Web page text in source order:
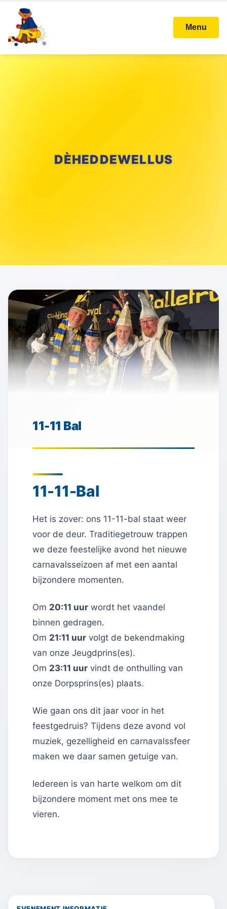
Menu
DÈHEDDEWELLUS
11-11 Bal
11-11-Bal
Het is zover: ons 11-11-bal staat weer
voor de deur. Traditiegetrouw trappen
we deze feestelijke avond het nieuwe
carnavalsseizoen af met een aantal
bijzondere momenten.
Om 20:11 uur wordt het vaandel
binnen gedragen.
Om 21:11 uur volgt de bekendmaking
van onze Jeugdprins(es).
Om 23:11 uur vindt de onthulling van
onze Dorpsprins(es) plaats.
Wie gaan ons dit jaar voor in het
feestgedruis? Tijdens deze avond vol
muziek, gezelligheid en carnavalssfeer
maken we daar samen getuige van.
Iedereen is van harte welkom om dit
bijzondere moment met ons mee te
vieren.